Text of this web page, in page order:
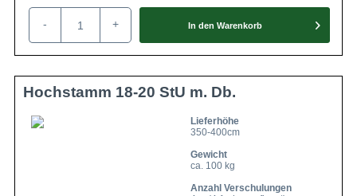
- + In den Warenkorb
Hochstamm 18-20 StU m. Db.
Lieferhöhe
350-400cm
Gewicht
ca. 100 kg
Anzahl Verschulungen